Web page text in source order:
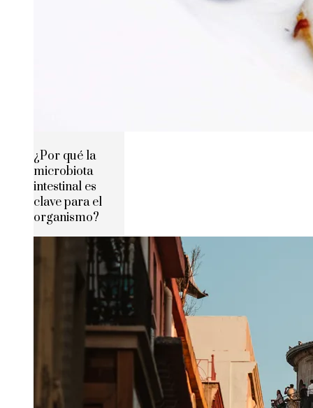
¿Por qué la
microbiota
intestinal es
clave para el
organismo?